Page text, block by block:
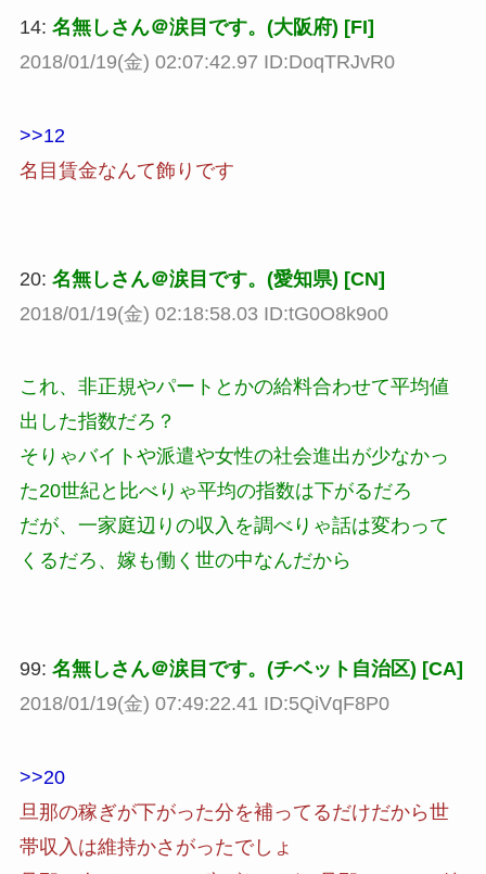
14: 名無しさん＠涙目です。(大阪府) [FI]
2018/01/19(金) 02:07:42.97 ID:DoqTRJvR0
>>12
名目賃金なんて飾りです
20: 名無しさん＠涙目です。(愛知県) [CN]
2018/01/19(金) 02:18:58.03 ID:tG0O8k9o0
これ、非正規やパートとかの給料合わせて平均値
出した指数だろ？
そりゃバイトや派遣や女性の社会進出が少なかっ
た20世紀と比べりゃ平均の指数は下がるだろ
だが、一家庭辺りの収入を調べりゃ話は変わって
くるだろ、嫁も働く世の中なんだから
99: 名無しさん＠涙目です。(チベット自治区) [CA]
2018/01/19(金) 07:49:22.41 ID:5QiVqF8P0
>>20
旦那の稼ぎが下がった分を補ってるだけだから世
帯収入は維持かさがったでしょ